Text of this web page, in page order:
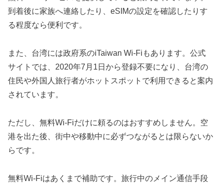
到着後に家族へ連絡したり、eSIMの設定を確認したりす
る程度なら便利です。
また、台湾には政府系のiTaiwan Wi-Fiもあります。公式
サイトでは、2020年7月1日から登録不要になり、台湾の
住民や外国人旅行者がホットスポットで利用できると案内
されています。
ただし、無料Wi-Fiだけに頼るのはおすすめしません。空
港を出た後、街中や移動中に必ずつながるとは限らないか
らです。
無料Wi-Fiはあくまで補助です。旅行中のメイン通信手段